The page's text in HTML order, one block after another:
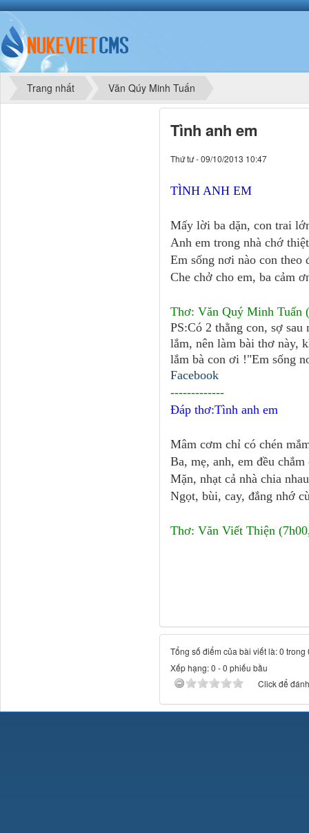
Trang nhất Văn Qúy Minh Tuấn
Tình anh em
Thứ tư - 09/10/2013 10:47
TÌNH ANH EM
Mấy lời ba dặn, con trai
Anh em trong nhà chớ
Em sống nơi nào con theo
Che chở cho em, ba cảm
Thơ: Văn Quý Minh Tuấn
PS:Có 2 thằng con, sợ
lắm, nên làm bài thơ này,
lắm bà con ơi !"Em sống
Facebook
-------------
Đáp thơ:Tình anh em
Mâm cơm chỉ có chén
Ba, mẹ, anh, em đều chắm
Mặn, nhạt cả nhà chia
Ngọt, bùi, cay, đắng nhớ
Thơ: Văn Viết Thiện
Tổng số điểm của bài viết là: 0 trong
Xếp hạng:0 -0 phiếu bầu
Click để